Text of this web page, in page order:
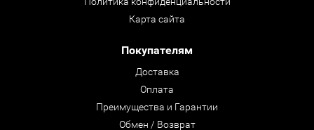
Карта сайта
Покупателям
Доставка
Оплата
Преимущества и Гарантии
Обмен / Возврат